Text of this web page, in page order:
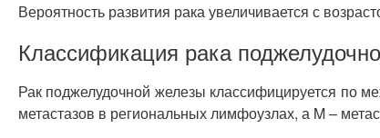
Вероятность развития рака увеличивается с
Классификация рака
Рак поджелудочной железы классифицируется по
метастазов в региональных лимфоузлах, а M –